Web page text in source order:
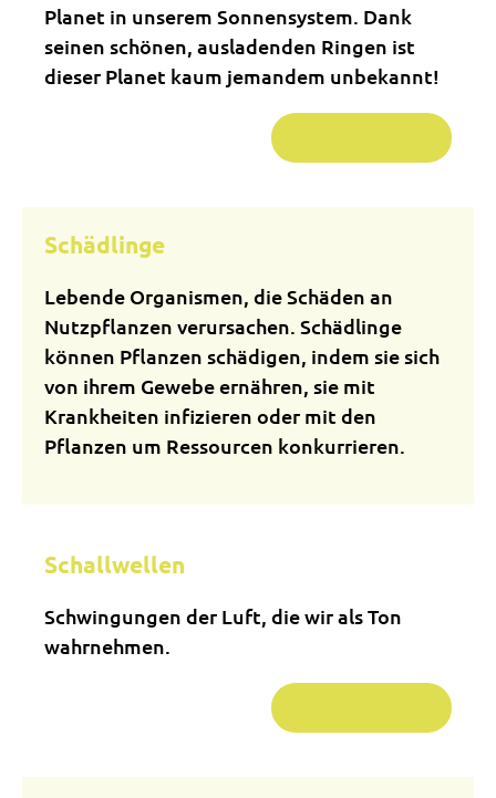
Planet in unserem Sonnensystem. Dank
seinen schönen, ausladenden Ringen ist
dieser Planet kaum jemandem unbekannt!
Schädlinge
Lebende Organismen, die Schäden an
Nutzpflanzen verursachen. Schädlinge
können Pflanzen schädigen, indem sie sich
von ihrem Gewebe ernähren, sie mit
Krankheiten infizieren oder mit den
Pflanzen um Ressourcen konkurrieren.
Schallwellen
Schwingungen der Luft, die wir als Ton
wahrnehmen.